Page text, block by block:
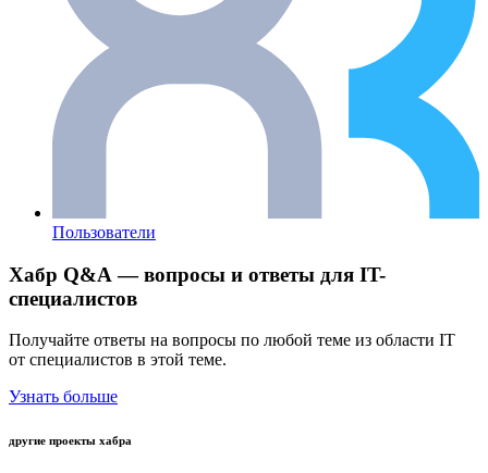
Пользователи
Хабр Q&A — вопросы и ответы для IT-
специалистов
Получайте ответы на вопросы по любой теме из области IT
от специалистов в этой теме.
Узнать больше
другие проекты хабра